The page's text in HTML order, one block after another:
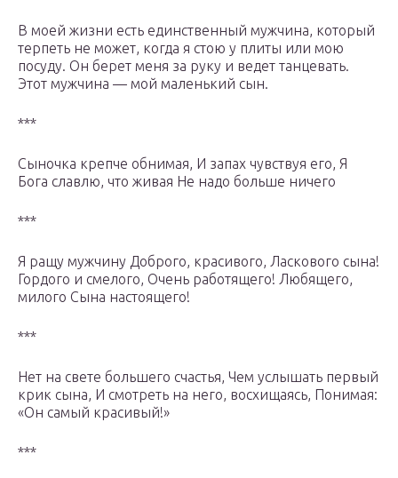
В моей жизни есть единственный мужчина, который
терпеть не может, когда я стою у плиты или мою
посуду. Он берет меня за руку и ведет танцевать.
Этот мужчина — мой маленький сын.
***
Сыночка крепче обнимая, И запах чувствуя его, Я
Бога славлю, что живая Не надо больше ничего
***
Я ращу мужчину Доброго, красивого, Ласкового сына!
Гордого и смелого, Очень работящего! Любящего,
милого Сына настоящего!
***
Нет на свете большего счастья, Чем услышать первый
крик сына, И смотреть на него, восхищаясь, Понимая:
«Он самый красивый!»
***